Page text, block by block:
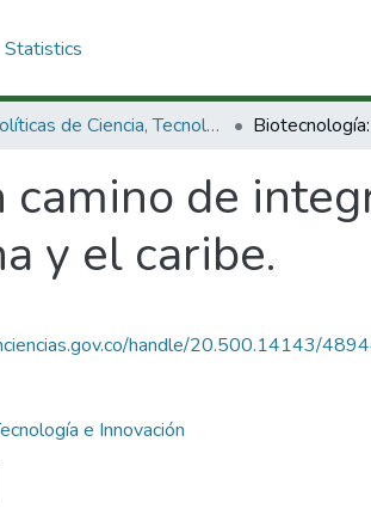
Statistics
Políticas de Ciencia, Tecnología e Innovación
camino de
y el caribe.
handle/20.500.14143/
e Innovación